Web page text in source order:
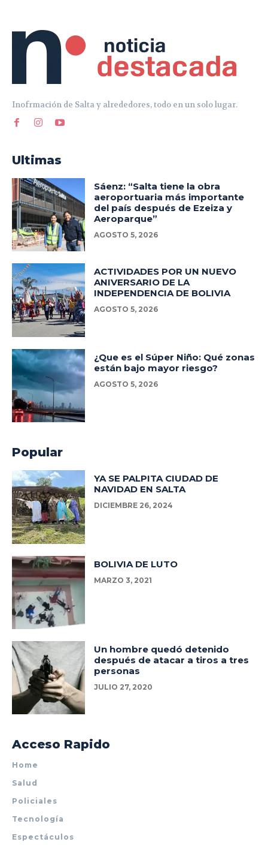
Inofrmación de Salta y alrededores, todo en un solo lugar.
Ultimas
Sáenz: “Salta tiene la obra
aeroportuaria más importante
del país después de Ezeiza y
Aeroparque”
AGOSTO 5, 2026
ACTIVIDADES POR UN NUEVO
ANIVERSARIO DE LA
INDEPENDENCIA DE BOLIVIA
AGOSTO 5, 2026
¿Que es el Súper Niño: Qué zonas
están bajo mayor riesgo?
AGOSTO 5, 2026
Popular
YA SE PALPITA CIUDAD DE
NAVIDAD EN SALTA
DICIEMBRE 26, 2024
BOLIVIA DE LUTO
MARZO 3, 2021
Un hombre quedó detenido
después de atacar a tiros a tres
personas
JULIO 27, 2020
Acceso Rapido
Home
Salud
Policiales
Tecnología
Espectáculos